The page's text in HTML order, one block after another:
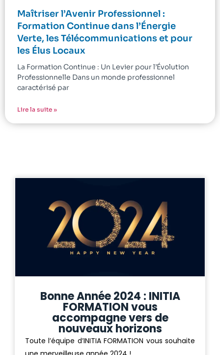
Maîtriser l’Avenir Professionnel :
Formation Continue dans l’Énergie
Verte, les Télécommunications et pour
les Élus Locaux
La Formation Continue : Un Levier pour l’Évolution
Professionnelle Dans un monde professionnel
caractérisé par
Lire la suite »
Bonne Année 2024 : INITIA
FORMATION vous
accompagne vers de
nouveaux horizons
Toute l’équipe d’INITIA FORMATION vous souhaite